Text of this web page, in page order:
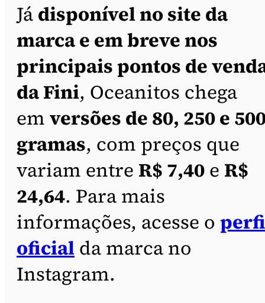
Já disponível no site da
marca e em breve nos
principais pontos de
da Fini, Oceanitos chega
em versões de 80, 250 e
gramas, com preços que
variam entre R$ 7,40 e R$
24,64. Para mais
informações, acesse o
oficial da marca no
Instagram.